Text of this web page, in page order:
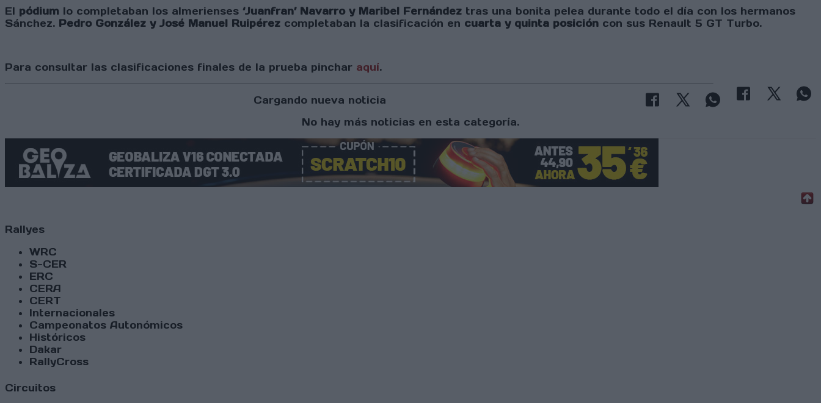
El pódium lo completaban los almerienses ‘Juanfran’ Navarro y Maribel Fernández tras una bonita pelea durante todo el día con los hermanos
Sánchez. Pedro González y José Manuel Ruipérez completaban la clasificación en cuarta y quinta posición con sus Renault 5 GT Turbo.
Para consultar las clasificaciones finales de la prueba pinchar aquí.
Cargando nueva noticia
No hay más noticias en esta categoría.
Rallyes
WRC
S-CER
ERC
CERA
CERT
Internacionales
Campeonatos Autonómicos
Históricos
Dakar
RallyCross
Circuitos